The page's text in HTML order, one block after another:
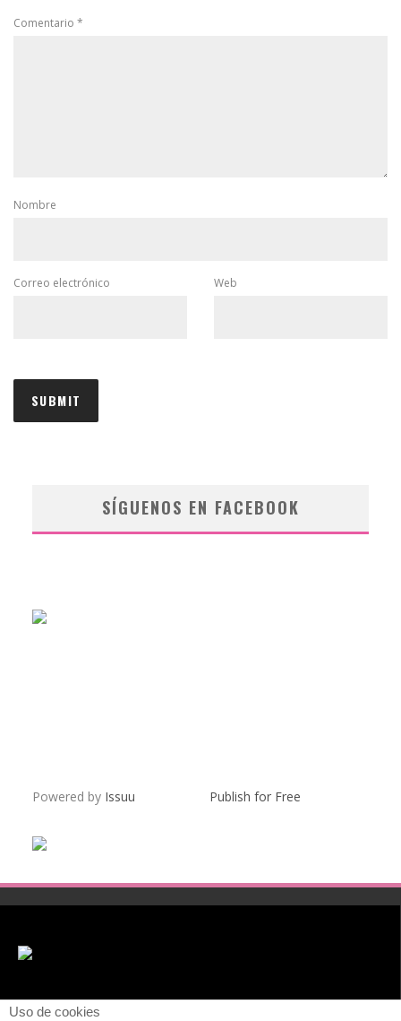
Comentario *
Nombre
Correo electrónico Web
SÍGUENOS EN FACEBOOK
Powered by Issuu Publish for Free
Uso de cookies